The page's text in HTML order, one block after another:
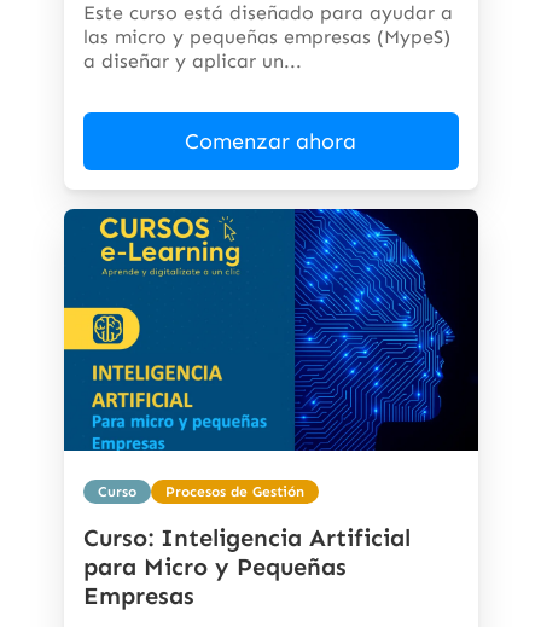
Este curso está diseñado para ayudar a
las micro y pequeñas empresas (MypeS)
a diseñar y aplicar un...
Comenzar ahora
Curso Procesos de Gestión
Curso: Inteligencia Artificial
para Micro y Pequeñas
Empresas